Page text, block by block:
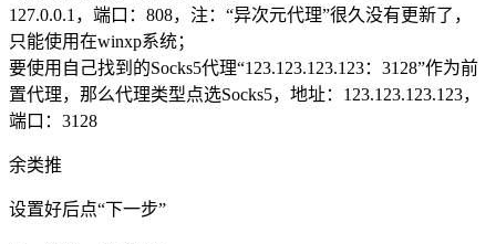
127.0.0.1，端口：808，注：“异次元代理”很久没有更新了，
只能使用在winxp系统；
要使用自己找到的Socks5代理“123.123.123.123：3128”作为前
置代理，那么代理类型点选Socks5，地址：123.123.123.123，
端口：3128
余类推
设置好后点“下一步”